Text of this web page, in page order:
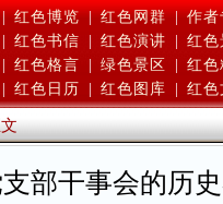
| 红色博览 | 红色网群 | 作者
红色书信 红色演讲
红色
红色格言 绿色景区
红色
红色日历 红色图库 红色
部干事会的历